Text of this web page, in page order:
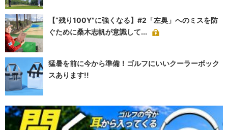
【“残り100Y”に強くなる】#2「左奥」へのミスを防
ぐために桑木志帆が意識して...
猛暑を前に今から準備！ゴルフにいいクーラーボック
スあります!!